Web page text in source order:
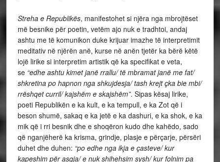
Streha e Republikës, manifestohet si njëra nga mbrojtëset
më besnike për poetin, vetëm ajo nuk e tradhtoi, andaj
ashtu me të komunikon duke krijuar imazhe të interpretimit
meditativ në njërën anë, kurse në anën tjetër ka bërë këtë
lojë lirike si interpretim artistik që ka specifikat e veta,
se “edhe ashtu kimet janë rrallu/ të mbramat janë me fat/
shkretina po hapnon nga shkujdesja/ tash krejt çka bie mbi/
rrëshqet curril/ kajshëm e skajshëm”. Sipas kësaj lirike,
poeti Republikën e ka kult, e ka tempull, e ka Zot që i
beson shumë, sakaq e ka jetë e ka dashuri, e ka shok, e ka
mik që i rri besnik dhe e shoqëron kudo dhe kahëdo, sado
që nganjëherë ka krisma, grindje, plasje e përçarje, përsëri
duhet dhe duhen: “po edhe nga ikja e çasteve/ kur
kapeshim për asgja/ e nuk shihehsim sysh/ kur folnim pa